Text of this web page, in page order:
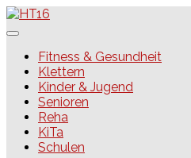
Skip
to
HT16Fitness & Gesundheit
Klettern
Kinder & Jugend
Senioren
Reha
KiTa
Schulen